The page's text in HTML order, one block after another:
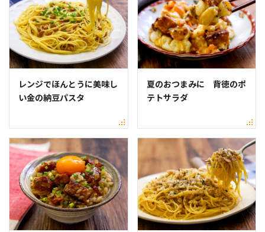
レンジでほんとうに美味し
い金の納豆パスタ
夏のおつまみに 背徳のポ
テトサラダ